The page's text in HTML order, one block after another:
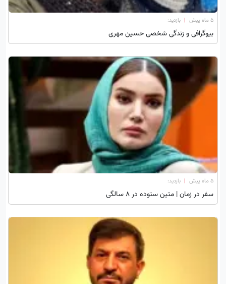
۵ ماه پیش | بازدید:
بیوگرافی و زندگی شخصی حسین مهری
۵ ماه پیش | بازدید:
سفر در زمان | متین ستوده در 8 سالگی